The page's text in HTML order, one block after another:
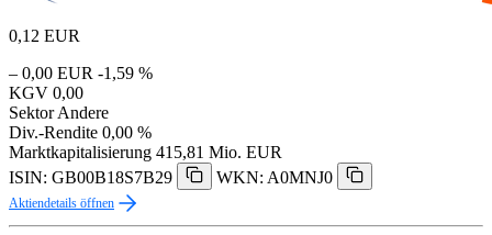
0,12 EUR
– 0,00 EUR -1,59 %
KGV 0,00
Sektor Andere
Div.-Rendite 0,00 %
Marktkapitalisierung 415,81 Mio. EUR
ISIN: GB00B18S7B29
WKN: A0MNJ0
Aktiendetails öffnen